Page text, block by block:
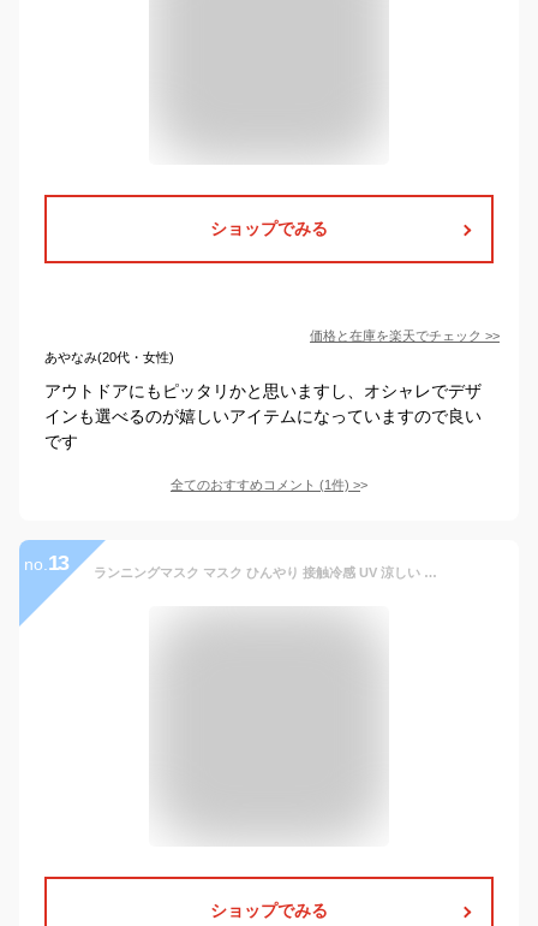
ショップでみる
価格と在庫を楽天でチェック >>
あやなみ(20代・女性)
アウトドアにもピッタリかと思いますし、オシャレでデザ
インも選べるのが嬉しいアイテムになっていますので良い
です
全てのおすすめコメント (1件) >
no. 13 ランニングマスク マスク ひんやり 接触冷感 UV 涼しい ネックゲイター フェイスカバー ネックガード 洗える メンズ レディース UVカット フェイスガード フェイスマスク アウトドア 保湿
ショップでみる